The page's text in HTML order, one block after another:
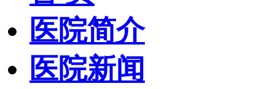
医院简介
医院新闻